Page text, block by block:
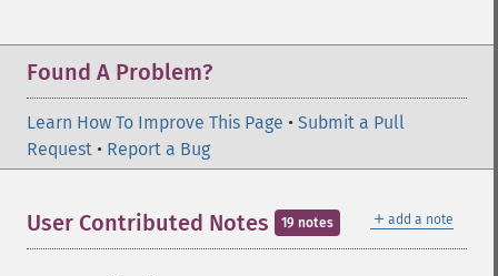
Found A Problem?
Learn How To Improve This Page • Submit a Pull
Request • Report a Bug
＋ add a note
User Contributed Notes 19 notes